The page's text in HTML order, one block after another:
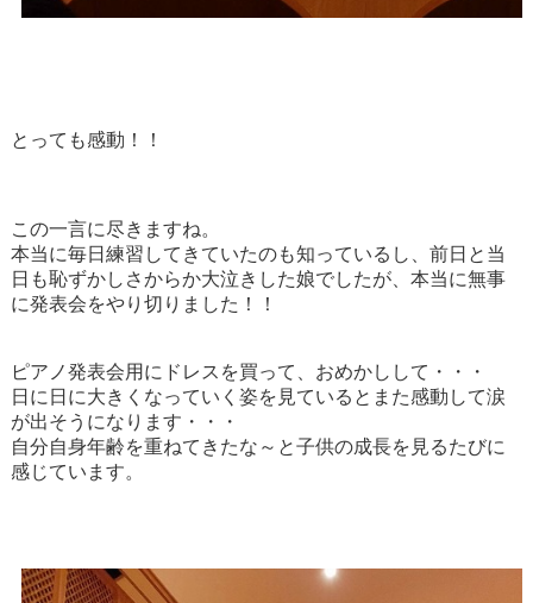
とっても感動！！
この一言に尽きますね。
本当に毎日練習してきていたのも知っているし、前日と当
日も恥ずかしさからか大泣きした娘でしたが、本当に無事
に発表会をやり切りました！！
ピアノ発表会用にドレスを買って、おめかしして・・・
日に日に大きくなっていく姿を見ているとまた感動して涙
が出そうになります・・・
自分自身年齢を重ねてきたな～と子供の成長を見るたびに
感じています。